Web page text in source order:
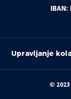
IBAN:
Upravljanje
©